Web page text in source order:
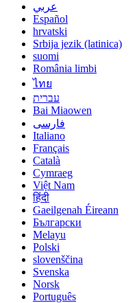
عربي
Español
hrvatski
Srbija jezik (latinica)
suomi
România limbi
ไทย
עברית
Bai Miaowen
فارسی
Italiano
Français
Català
Cymraeg
Việt Nam
हिंदी
Gaeilgenah Éireann
Български
Melayu
Polski
slovenščina
Svenska
Norsk
Português